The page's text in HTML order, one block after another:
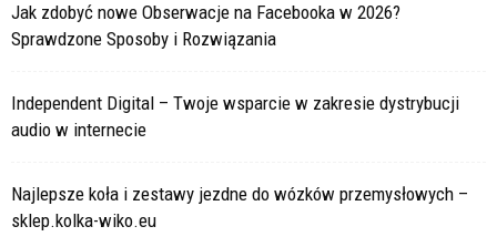
Jak zdobyć nowe Obserwacje na Facebooka w 2026?
Sprawdzone Sposoby i Rozwiązania
Independent Digital – Twoje wsparcie w zakresie dystrybucji
audio w internecie
Najlepsze koła i zestawy jezdne do wózków przemysłowych –
sklep.kolka-wiko.eu